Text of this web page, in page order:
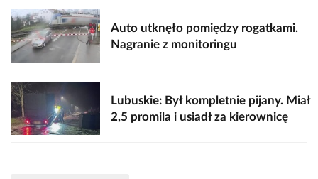
Auto utknęło pomiędzy rogatkami.
Nagranie z monitoringu
Lubuskie: Był kompletnie pijany. Miał
2,5 promila i usiadł za kierownicę